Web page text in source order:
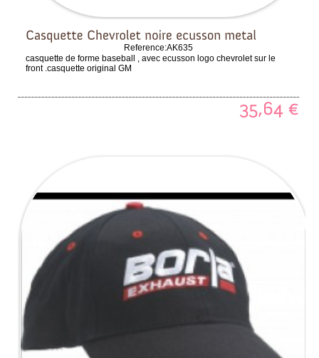
Reference:AK635
casquette de forme baseball , avec ecusson logo chevrolet sur le
front .casquette original GM